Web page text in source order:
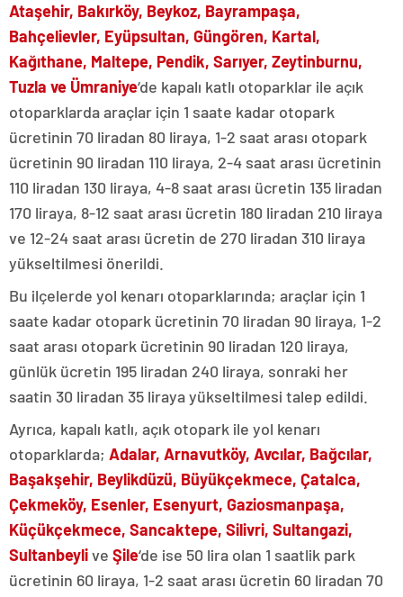
Ataşehir, Bakırköy, Beykoz, Bayrampaşa,
Bahçelievler, Eyüpsultan, Güngören, Kartal,
Kağıthane, Maltepe, Pendik, Sarıyer, Zeytinburnu,
Tuzla ve Ümraniye‘de kapalı katlı otoparklar ile açık
otoparklarda araçlar için 1 saate kadar otopark
ücretinin 70 liradan 80 liraya, 1-2 saat arası otopark
ücretinin 90 liradan 110 liraya, 2-4 saat arası ücretinin
110 liradan 130 liraya, 4-8 saat arası ücretin 135 liradan
170 liraya, 8-12 saat arası ücretin 180 liradan 210 liraya
ve 12-24 saat arası ücretin de 270 liradan 310 liraya
yükseltilmesi önerildi.
Bu ilçelerde yol kenarı otoparklarında; araçlar için 1
saate kadar otopark ücretinin 70 liradan 90 liraya, 1-2
saat arası otopark ücretinin 90 liradan 120 liraya,
günlük ücretin 195 liradan 240 liraya, sonraki her
saatin 30 liradan 35 liraya yükseltilmesi talep edildi.
Ayrıca, kapalı katlı, açık otopark ile yol kenarı
otoparklarda; Adalar, Arnavutköy, Avcılar, Bağcılar,
Başakşehir, Beylikdüzü, Büyükçekmece, Çatalca,
Çekmeköy, Esenler, Esenyurt, Gaziosmanpaşa,
Küçükçekmece, Sancaktepe, Silivri, Sultangazi,
Sultanbeylive Şile‘de ise 50 lira olan 1 saatlik park
ücretinin 60 liraya, 1-2 saat arası ücretin 60 liradan 70